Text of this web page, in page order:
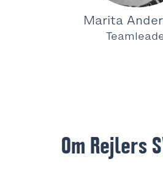
Marita
Om Rejlers